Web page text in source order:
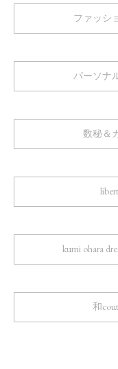
ファッシ
パーソナ
数秘＆
kumi ohara
和